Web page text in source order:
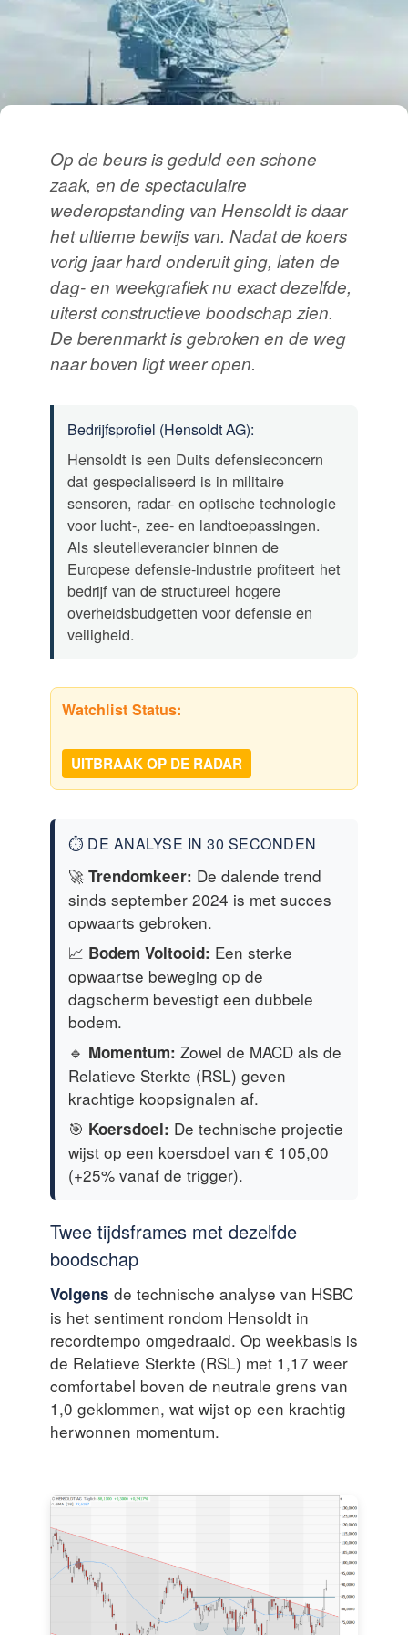
Op de beurs is geduld een schone
zaak, en de spectaculaire
wederopstanding van Hensoldt is daar
het ultieme bewijs van. Nadat de koers
vorig jaar hard onderuit ging, laten de
dag- en weekgrafiek nu exact dezelfde,
uiterst constructieve boodschap zien.
De berenmarkt is gebroken en de weg
naar boven ligt weer open.
Bedrijfsprofiel (Hensoldt AG):
Hensoldt is een Duits defensieconcern
dat gespecialiseerd is in militaire
sensoren, radar- en optische technologie
voor lucht-, zee- en landtoepassingen.
Als sleutelleverancier binnen de
Europese defensie-industrie profiteert het
bedrijf van de structureel hogere
overheidsbudgetten voor defensie en
veiligheid.
Watchlist Status:
UITBRAAK OP DE RADAR
⏱️ DE ANALYSE IN 30 SECONDEN
🚀 Trendomkeer: De dalende trend
sinds september 2024 is met succes
opwaarts gebroken.
📈 Bodem Voltooid: Een sterke
opwaartse beweging op de
dagscherm bevestigt een dubbele
bodem.
🔹 Momentum: Zowel de MACD als de
Relatieve Sterkte (RSL) geven
krachtige koopsignalen af.
🎯 Koersdoel: De technische projectie
wijst op een koersdoel van € 105,00
(+25% vanaf de trigger).
Twee tijdsframes met dezelfde
boodschap
Volgens de technische analyse van HSBC
is het sentiment rondom Hensoldt in
recordtempo omgedraaid. Op weekbasis is
de Relatieve Sterkte (RSL) met 1,17 weer
comfortabel boven de neutrale grens van
1,0 geklommen, wat wijst op een krachtig
herwonnen momentum.